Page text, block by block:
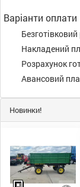
Варіанти оплати
Накладений
Розрахунок
Авансовий
Новинки!